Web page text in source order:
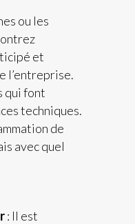
ou les
et
l’entreprise.
qui font
techniques.
de
avec quel
: Il est